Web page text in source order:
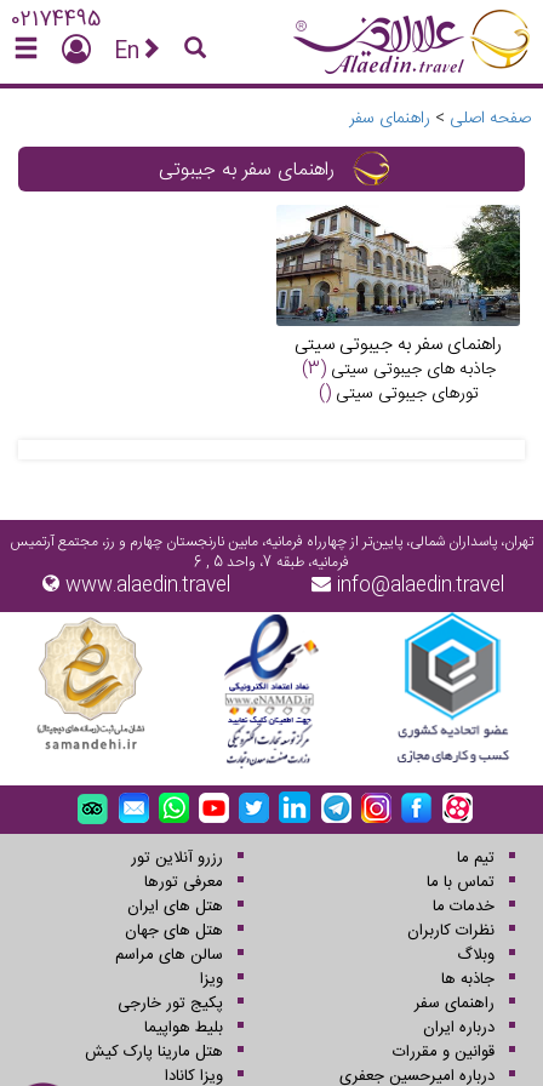
02174495
En
صفحه اصلی > راهنمای سفر
راهنمای سفر به جیبوتی
راهنمای سفر به جیبوتی سیتی
جاذبه های جیبوتی سیتی (3)
تورهای جیبوتی سیتی ()
تهران، پاسداران شمالی، پایین‌تر از چهارراه فرمانیه، مابین نارنجستان چهارم و رز، مجتمع آرتمیس
فرمانیه، طبقه 7، واحد 5 , 6
info@alaedin.travel
www.alaedin.travel
تیم ما
تماس با ما
خدمات ما
نظرات کاربران
وبلاگ
جاذبه ها
راهنمای سفر
درباره ایران
قوانین و مقررات
درباره امیرحسین جعفری
رزرو آنلاین تور
معرفی تورها
هتل های ایران
هتل های جهان
سالن های مراسم
ویزا
پکیج تور خارجی
بلیط هواپیما
هتل مارینا پارک کیش
ویزا کانادا